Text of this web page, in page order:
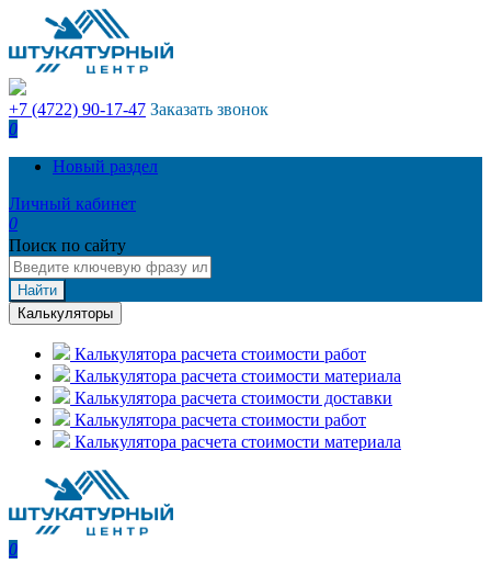
+7 (4722) 90-17-47 Заказать звонок
0
Новый раздел
Личный кабинет
0
Поиск по сайту
Найти
Калькуляторы
Калькулятора расчета стоимости работ
Калькулятора расчета стоимости материала
Калькулятора расчета стоимости доставки
Калькулятора расчета стоимости работ
Калькулятора расчета стоимости материала
0